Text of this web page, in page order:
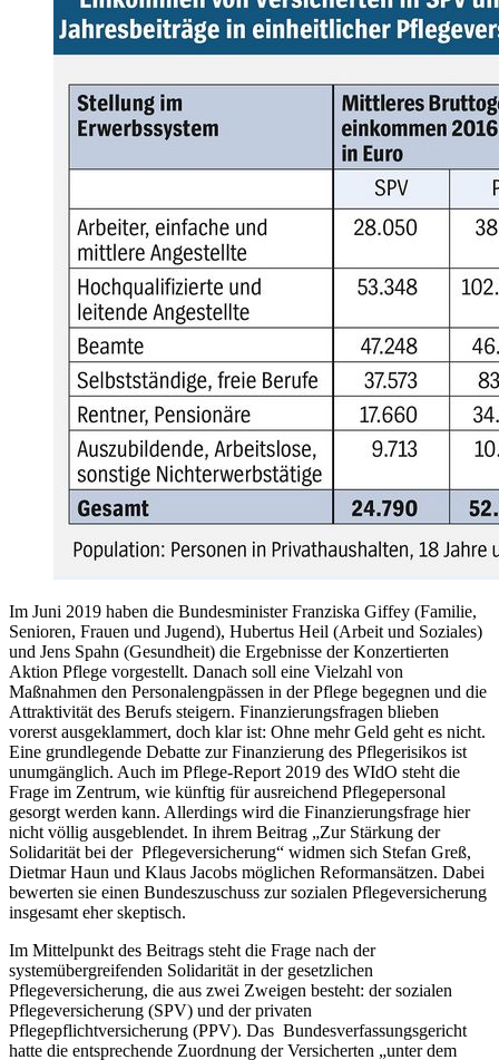
Im Juni 2019 haben die Bundesminister Franziska Giffey (Familie,
Senioren, Frauen und Jugend), Hubertus Heil (Arbeit und Soziales)
und Jens Spahn (Gesundheit) die Ergebnisse der Konzertierten
Aktion Pflege vorgestellt. Danach soll eine Vielzahl von
Maßnahmen den Personalengpässen in der Pflege begegnen und die
Attraktivität des Berufs steigern. Finanzierungsfragen blieben
vorerst ausgeklammert, doch klar ist: Ohne mehr Geld geht es nicht.
Eine grundlegende Debatte zur Finanzierung des Pflegerisikos ist
unumgänglich. Auch im Pflege-Report 2019 des WIdO steht die
Frage im Zentrum, wie künftig für ausreichend Pflegepersonal
gesorgt werden kann. Allerdings wird die Finanzierungsfrage hier
nicht völlig ausgeblendet. In ihrem Beitrag „Zur Stärkung der
Solidarität bei der Pflegeversicherung“ widmen sich Stefan Greß,
Dietmar Haun und Klaus Jacobs möglichen Reformansätzen. Dabei
bewerten sie einen Bundeszuschuss zur sozialen Pflegeversicherung
insgesamt eher skeptisch.
Im Mittelpunkt des Beitrags steht die Frage nach der
systemübergreifenden Solidarität in der gesetzlichen
Pflegeversicherung, die aus zwei Zweigen besteht: der sozialen
Pflegeversicherung (SPV) und der privaten
Pflegepflichtversicherung (PPV). Das Bundesverfassungsgericht
hatte die entsprechende Zuordnung der Versicherten „unter dem